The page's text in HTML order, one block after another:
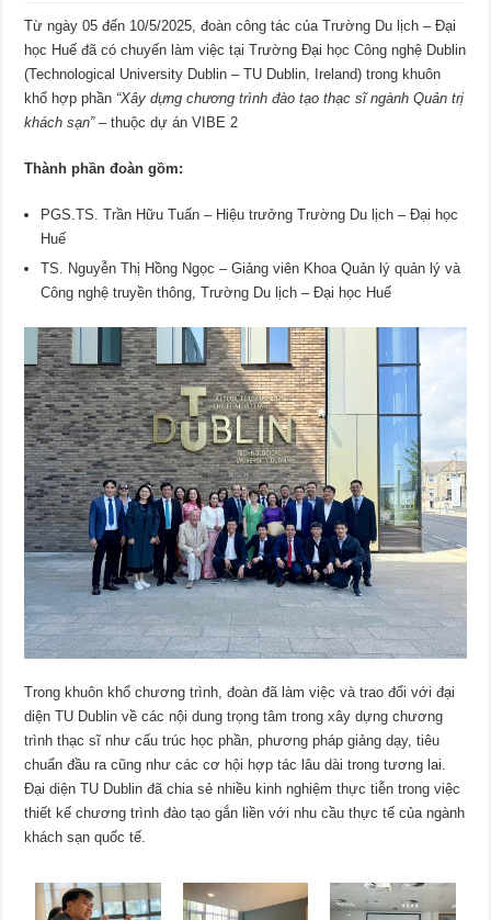
Từ ngày 05 đến 10/5/2025, đoàn công tác của Trường Du lịch – Đại
học Huế đã có chuyến làm việc tại Trường Đại học Công nghệ Dublin
(Technological University Dublin – TU Dublin, Ireland) trong khuôn
khổ hợp phần “Xây dựng chương trình đào tạo thạc sĩ ngành Quản trị
khách sạn”– thuộc dự án VIBE 2
Thành phần đoàn gồm:
PGS.TS. Trần Hữu Tuấn – Hiệu trưởng Trường Du lịch – Đại học
Huế
TS. Nguyễn Thị Hồng Ngọc – Giảng viên Khoa Quản lý quản lý và
Công nghệ truyền thông, Trường Du lịch – Đại học Huế
Trong khuôn khổ chương trình, đoàn đã làm việc và trao đổi với đại
diện TU Dublin về các nội dung trọng tâm trong xây dựng chương
trình thạc sĩ như cấu trúc học phần, phương pháp giảng dạy, tiêu
chuẩn đầu ra cũng như các cơ hội hợp tác lâu dài trong tương lai.
Đại diện TU Dublin đã chia sẻ nhiều kinh nghiệm thực tiễn trong việc
thiết kế chương trình đào tạo gắn liền với nhu cầu thực tế của ngành
khách sạn quốc tế.